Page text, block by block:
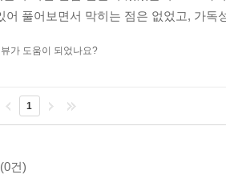
어 풀어보면서 막히는 점은 없었고, 가
가 도움이 되었나요?
1
(0건)